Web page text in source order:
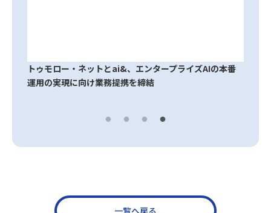
トゥモロー・ネットとai&、エンタープライズAIの本番
運用の実現に向け業務提携を締結
一覧へ戻る